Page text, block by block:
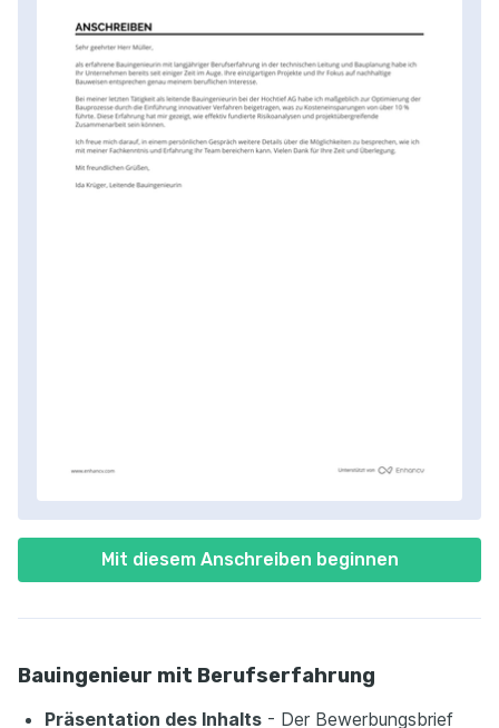
Mit diesem Anschreiben beginnen
Bauingenieur mit Berufserfahrung
Präsentation des Inhalts - Der Bewerbungsbrief